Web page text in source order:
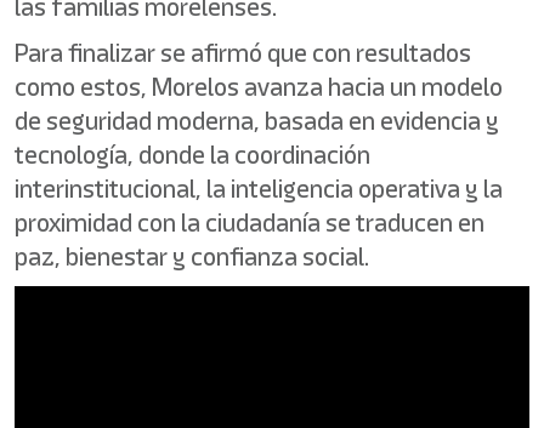
Para finalizar se afirmó que con resultados
como estos, Morelos avanza hacia un modelo
de seguridad moderna, basada en evidencia y
tecnología, donde la coordinación
interinstitucional, la inteligencia operativa y la
proximidad con la ciudadanía se traducen en
paz, bienestar y confianza social.